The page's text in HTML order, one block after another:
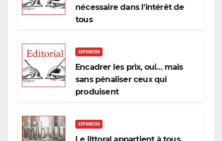
nécessaire dans l’intérêt de
tous
OPINION
Encadrer les prix, oui… mais
sans pénaliser ceux qui
produisent
OPINION